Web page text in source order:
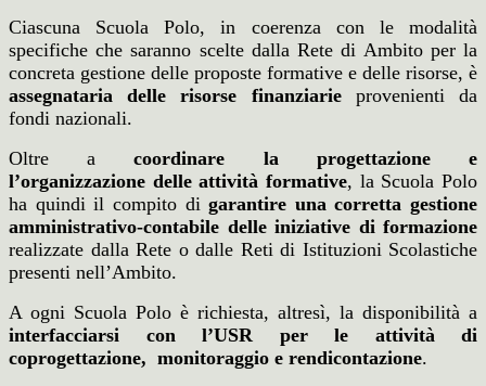
Ciascuna Scuola Polo, in coerenza con le modalità
specifiche che saranno scelte dalla Rete di Ambito per la
concreta gestione delle proposte formative e delle risorse, è
assegnataria delle risorse finanziarieprovenienti da
fondi nazionali.
Oltre acoordinare la progettazione e
l’organizzazione delle attività formative, la Scuola Polo
ha quindi il compito digarantire una corretta gestione
amministrativo-contabile delle iniziative di formazione
realizzate dalla Rete o dalle Reti di Istituzioni Scolastiche
presenti nell’Ambito.
A ogni Scuola Polo è richiesta, altresì, la disponibilità a
interfacciarsi con l’USR per le attività di
coprogettazione, monitoraggio e rendicontazione.